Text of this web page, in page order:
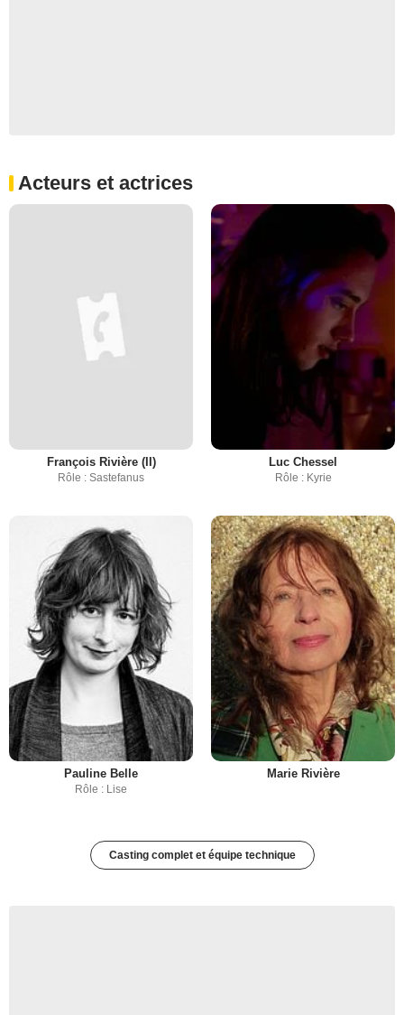
Acteurs et actrices
François Rivière (II)
Rôle : Sastefanus
Luc Chessel
Rôle : Kyrie
Pauline Belle
Rôle : Lise
Marie Rivière
Casting complet et équipe technique